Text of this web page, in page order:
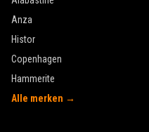
Anza
Histor
Copenhagen
Hammerite
Alle merken →